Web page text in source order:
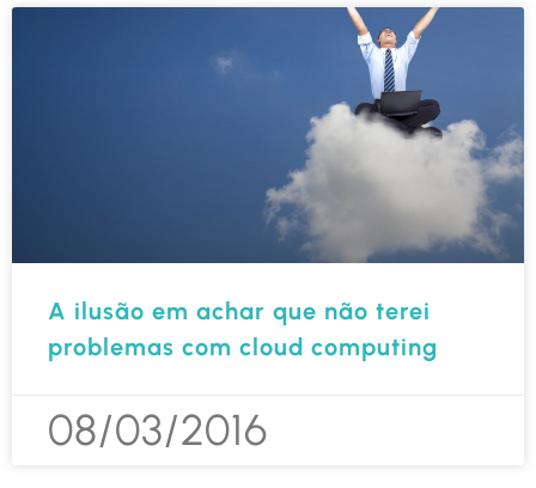
A ilusão em achar que não terei
problemas com cloud computing
08/03/2016